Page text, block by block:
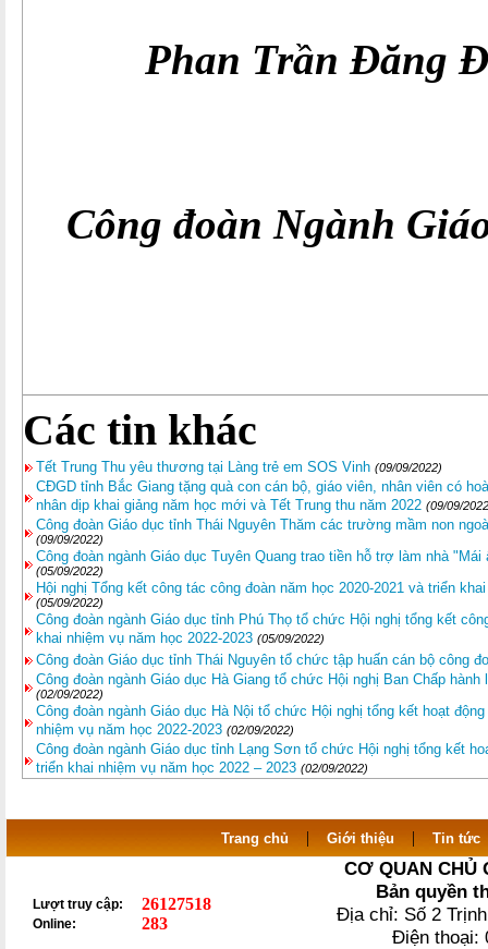
Phan Trần Đăng
Công đoàn Ngành
Các tin khác
Tết Trung Thu yêu thương tại Làng trẻ em SOS Vinh (09/09/2022)
CĐGD tỉnh Bắc Giang tặng quà con cán bộ, giáo viên, nhân viên có
nhân dịp khai giảng năm học mới và Tết Trung thu năm 2022 (09/09/
Công đoàn Giáo dục tỉnh Thái Nguyên Thăm các trường mầm non
(09/09/2022)
Công đoàn ngành Giáo dục Tuyên Quang trao tiền hỗ trợ làm nhà
(05/09/2022)
Hội nghị Tổng kết công tác công đoàn năm học 2020-2021 và triển
(05/09/2022)
Công đoàn ngành Giáo dục tỉnh Phú Thọ tổ chức Hội nghị tổng kết
khai nhiệm vụ năm học 2022-2023 (05/09/2022)
Công đoàn Giáo dục tỉnh Thái Nguyên tổ chức tập huấn cán bộ công
Công đoàn ngành Giáo dục Hà Giang tổ chức Hội nghị Ban Chấp
(02/09/2022)
Công đoàn ngành Giáo dục Hà Nội tổ chức Hội nghị tổng kết hoạt
nhiệm vụ năm học 2022-2023 (02/09/2022)
Công đoàn ngành Giáo dục tỉnh Lạng Sơn tổ chức Hội nghị tổng kết
triển khai nhiệm vụ năm học 2022 – 2023 (02/09/2022)
Trang chủ | Giới thiệu | Tin tức
Lượt truy cập: 26127518
Online: 283
CƠ QUAN CHỦ
Bản quyền
Địa chỉ: Số 2
Điện